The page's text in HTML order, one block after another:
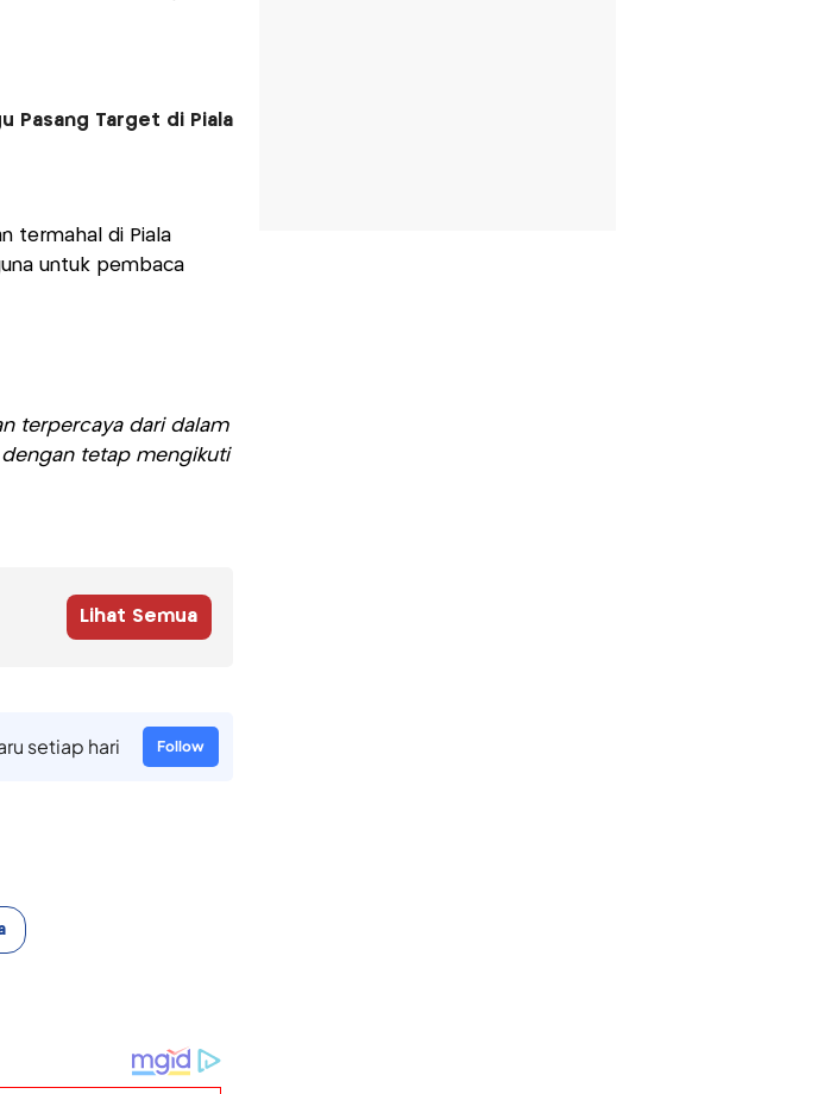
Pasang Target di Piala
termahal di Piala
untuk pembaca
terpercaya dari dalam
tetap mengikuti
Lihat Semua
setiap hari Follow